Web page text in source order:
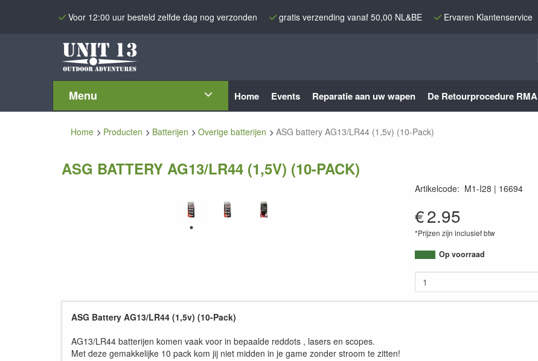
Voor 12:00 uur besteld zelfde dag nog verzonden gratis verzending vanaf 50,00 NL&BE Ervaren Klantenservice
Menu Home Events Reparatie aan uw wapen De Retourprocedure RMA
Home Producten Batterijen Overige batterijen ASG battery AG13/LR44 (1,5v) (10-Pack)
ASG BATTERY AG13/LR44 (1,5V) (10-PACK)
Artikelcode: M1-I28
16694
€2.95
*Prijzen zijn inclusief btw
Op voorraad
ASG Battery AG13/LR44 (1,5v) (10-Pack)
AG13/LR44 batterijen komen vaak voor in bepaalde reddots , lasers en scopes.
Met deze gemakkelijke 10 pack kom jij niet midden in je game zonder stroom te zitten!